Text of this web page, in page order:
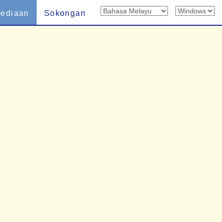
Sokongan